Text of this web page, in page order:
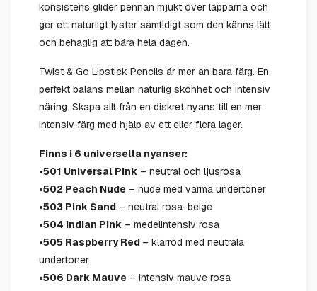
konsistens glider pennan mjukt över läpparna och
ger ett naturligt lyster samtidigt som den känns lätt
och behaglig att bära hela dagen.
Twist & Go Lipstick Pencils är mer än bara färg. En
perfekt balans mellan naturlig skönhet och intensiv
näring. Skapa allt från en diskret nyans till en mer
intensiv färg med hjälp av ett eller flera lager.
Finns i 6 universella nyanser:
•501 Universal Pink – neutral och ljusrosa
•502 Peach Nude – nude med varma undertoner
•503 Pink Sand – neutral rosa-beige
•504 Indian Pink – medelintensiv rosa
•505 Raspberry Red – klarröd med neutrala
undertoner
•506 Dark Mauve – intensiv mauve rosa